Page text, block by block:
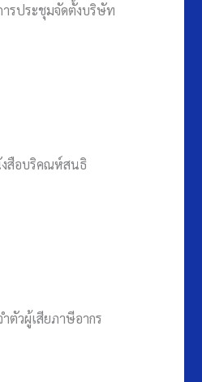
ารประชุมจัดตั้งบริษัท
สือบริคณห์สนธิ
ตัวผู้เสียภาษีอากร